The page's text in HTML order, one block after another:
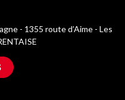
- 1355 route d’Aime - Les